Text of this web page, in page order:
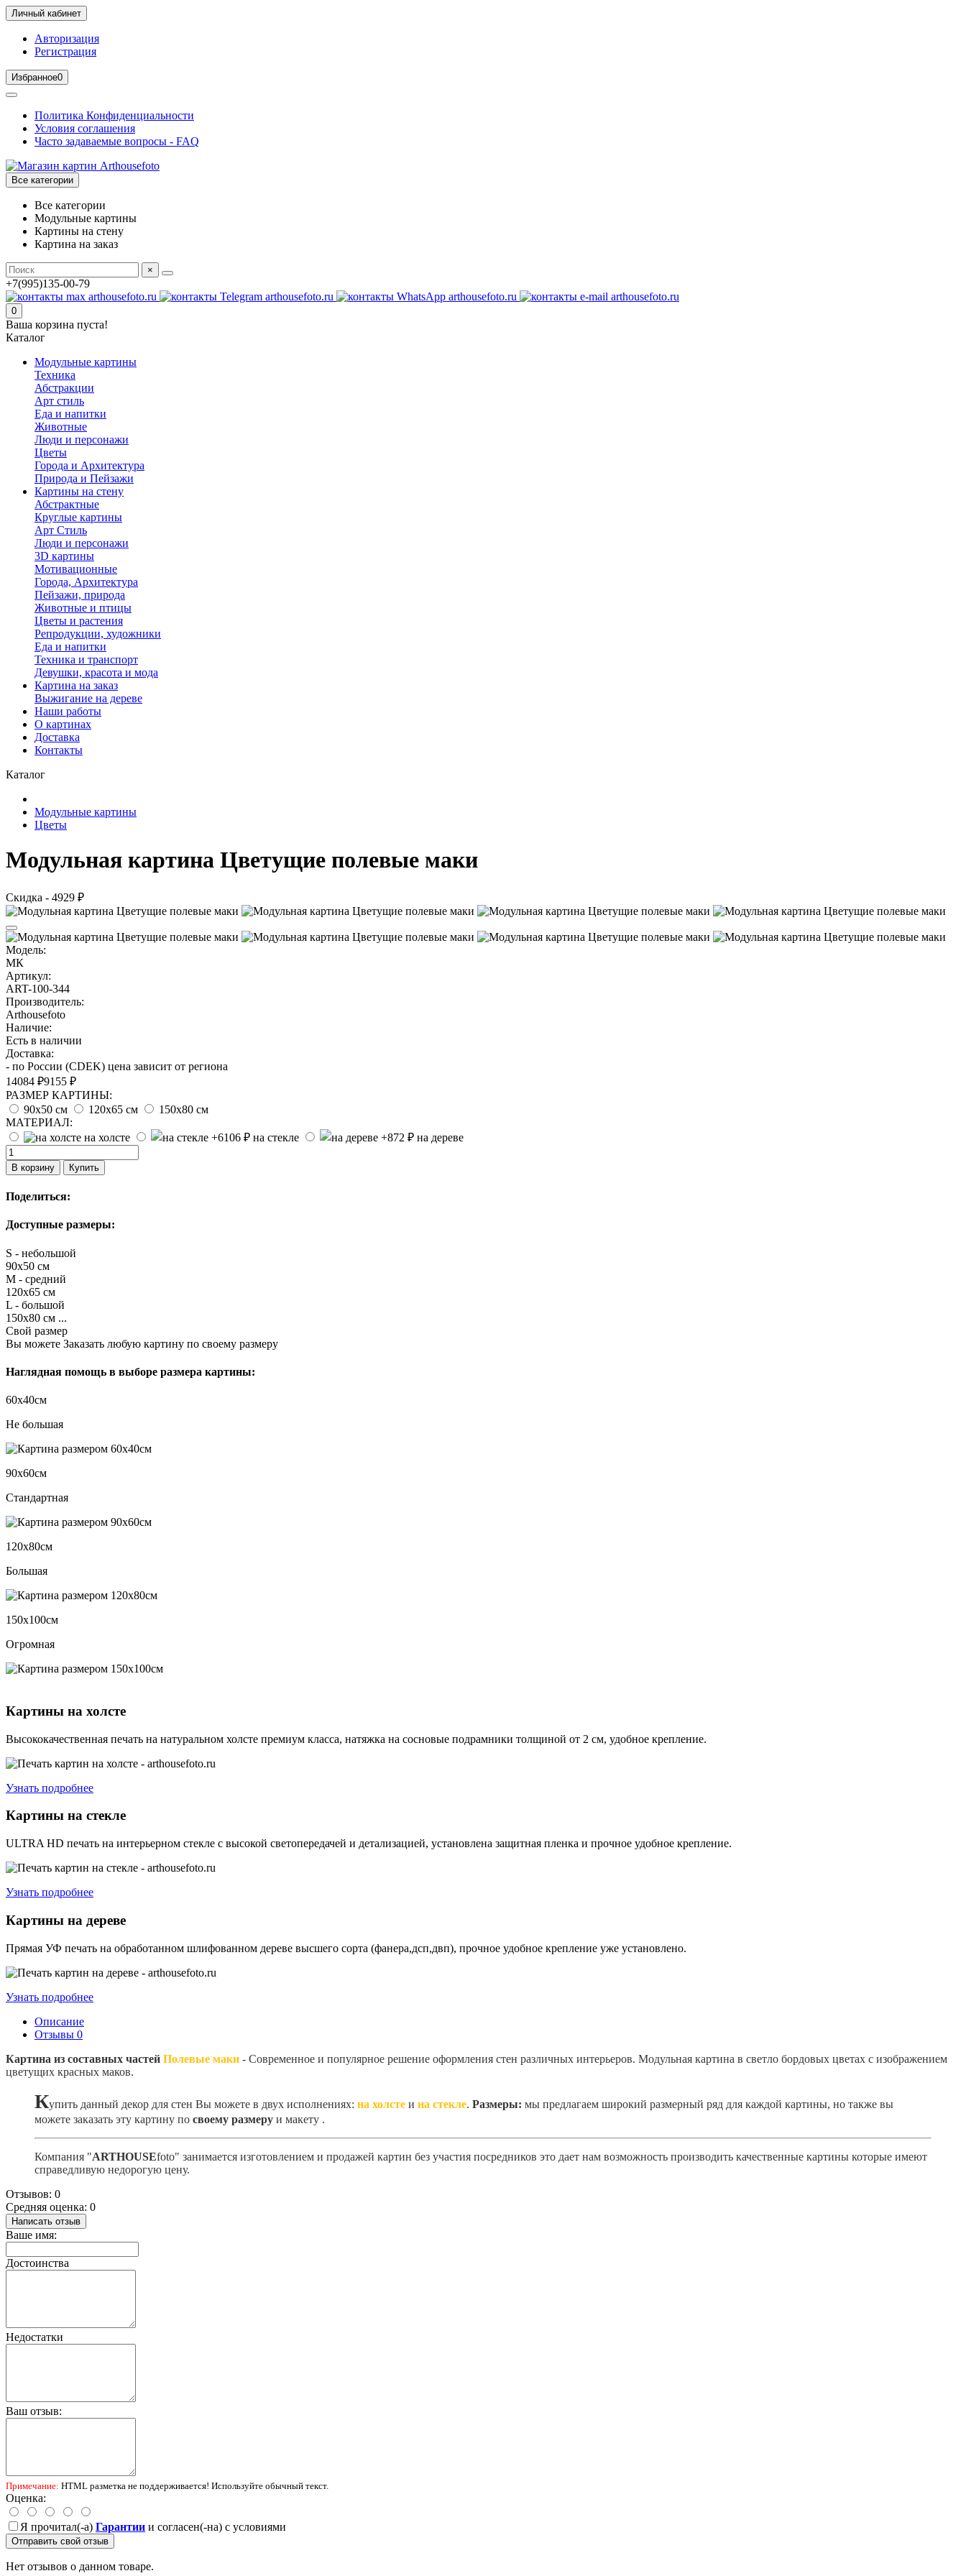
Личный кабинет
Авторизация
Регистрация
Избранное0
Политика Конфиденциальности
Условия соглашения
Часто задаваемые вопросы - FAQ
Все категории
Все категории
Модульные картины
Картины на стену
Картина на заказ
×
+7(995)135-00-79
0
Ваша корзина пуста!
Каталог
Модульные картины
Техника
Абстракции
Арт стиль
Еда и напитки
Животные
Люди и персонажи
Цветы
Города и Архитектура
Природа и Пейзажи
Картины на стену
Абстрактные
Круглые картины
Арт Стиль
Люди и персонажи
3D картины
Мотивационные
Города, Архитектура
Пейзажи, природа
Животные и птицы
Цветы и растения
Репродукции, художники
Еда и напитки
Техника и транспорт
Девушки, красота и мода
Картина на заказ
Выжигание на дереве
Наши работы
О картинах
Доставка
Контакты
Каталог
Модульные картины
Цветы
Модульная картина Цветущие полевые маки
Скидка - 4929 ₽
Модель:
МК
Артикул:
ART-100-344
Производитель:
Arthousefoto
Наличие:
Есть в наличии
Доставка:
- по России (CDEK) цена зависит от региона
14084 ₽9155 ₽
РАЗМЕР КАРТИНЫ:
90х50 см
120х65 см
150х80 см
МАТЕРИАЛ:
на холсте
на стекле на дереве
В корзину Купить
Поделиться:
Доступные размеры:
S - небольшой
90х50 см
M - средний
120х65 см
L - большой
150х80 см ...
Свой размер
Вы можете Заказать любую картину по своему размеру
Наглядная помощь в выборе размера картины:
60х40см
Не большая
90х60см
Стандартная
120х80см
Большая
150х100см
Огромная
Картины на холсте
Высококачественная печать на натуральном холсте премиум класса, натяжка на сосновые подрамники толщиной от 2 см, удобное крепление.
Узнать подробнее
Картины на стекле
ULTRA HD печать на интерьерном стекле с высокой светопередачей и детализацией, установлена защитная пленка и прочное удобное крепление.
Узнать подробнее
Картины на дереве
Прямая УФ печать на обработанном шлифованном дереве высшего сорта (фанера,дсп,двп), прочное удобное крепление уже установлено.
Узнать подробнее
Описание
Отзывы 0
Картина из составных частей Полевые маки - Современное и популярное решение оформления стен различных интерьеров. Модульная картина в светло бордовых цветах с изображением
цветущих красных маков.
Купить данный декор для стен Вы можете в двух исполнениях: на холсте и на стекле. Размеры: мы предлагаем широкий размерный ряд для каждой картины, но также вы
можете заказать эту картину по своему размеру и макету .
Компания "ARTHOUSEfoto" занимается изготовлением и продажей картин без участия посредников это дает нам возможность производить качественные картины которые имеют
справедливую недорогую цену.
Отзывов: 0
Средняя оценка: 0
Написать отзыв
Ваше имя:
Достоинства
Недостатки
Ваш отзыв:
Примечание: HTML разметка не поддерживается! Используйте обычный текст.
Оценка:
Я прочитал(-а) Гарантии и согласен(-на) с условиями
Отправить свой отзыв
Нет отзывов о данном товаре.